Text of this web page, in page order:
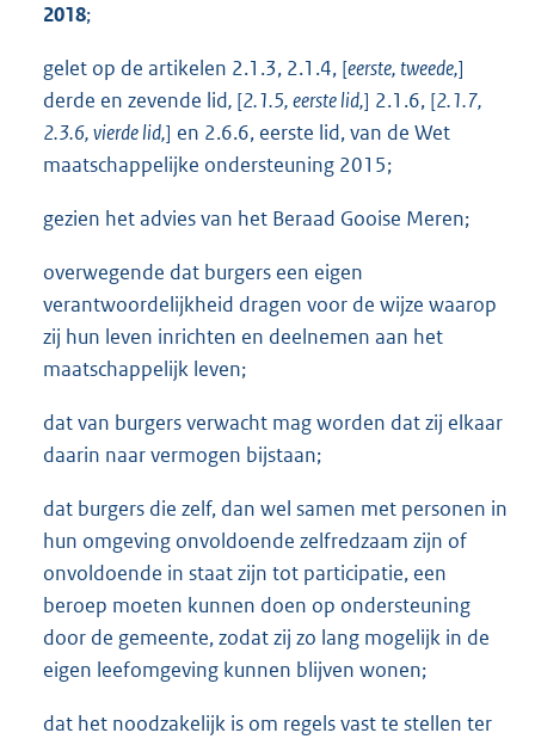
2018;
gelet op de artikelen 2.1.3, 2.1.4, [eerste, tweede,]
derde en zevende lid, [2.1.5, eerste lid,] 2.1.6, [2.1.7,
2.3.6, vierde lid,] en 2.6.6, eerste lid, van de Wet
maatschappelijke ondersteuning 2015;
gezien het advies van het Beraad Gooise Meren;
overwegende dat burgers een eigen
verantwoordelijkheid dragen voor de wijze waarop
zij hun leven inrichten en deelnemen aan het
maatschappelijk leven;
dat van burgers verwacht mag worden dat zij elkaar
daarin naar vermogen bijstaan;
dat burgers die zelf, dan wel samen met personen in
hun omgeving onvoldoende zelfredzaam zijn of
onvoldoende in staat zijn tot participatie, een
beroep moeten kunnen doen op ondersteuning
door de gemeente, zodat zij zo lang mogelijk in de
eigen leefomgeving kunnen blijven wonen;
dat het noodzakelijk is om regels vast te stellen ter